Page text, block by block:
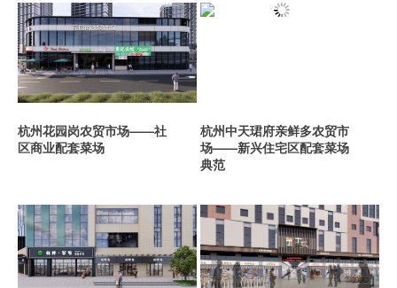
杭州花园岗农贸市场——社
区商业配套菜场
杭州中天珺府亲鲜多农贸市
场——新兴住宅区配套菜场
典范